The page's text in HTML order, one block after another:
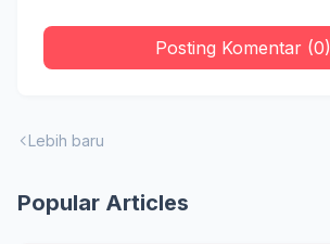
Posting Komentar (0)
Lebih baru
Popular Articles